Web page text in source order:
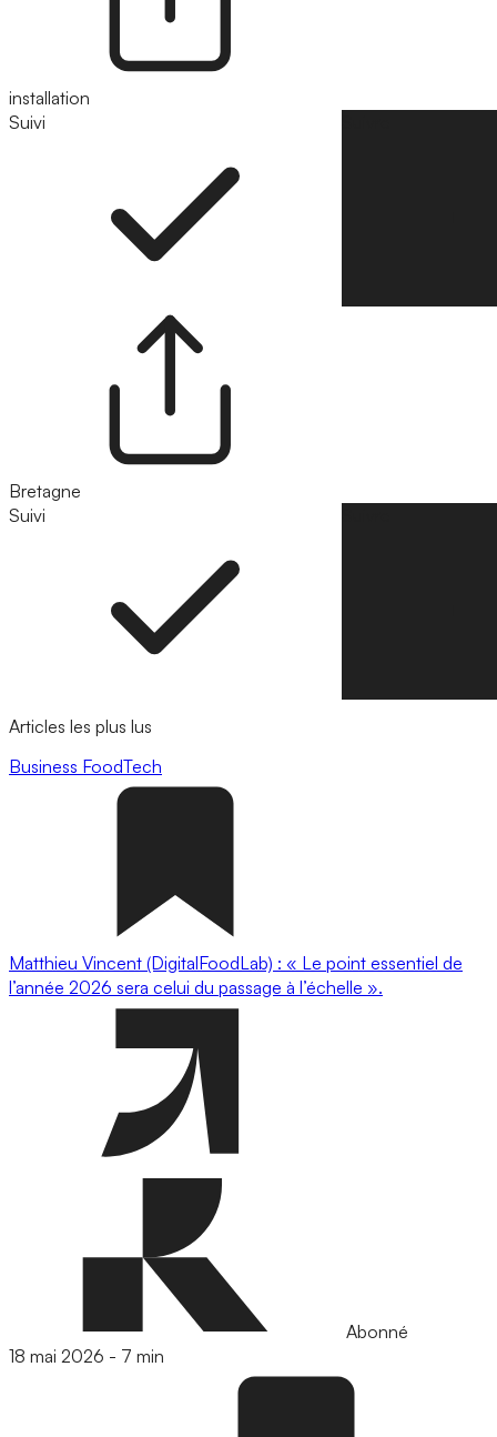
installation
Suivi
Bretagne
Suivi
Articles les plus lus
Business FoodTech
Matthieu Vincent (DigitalFoodLab) : « Le point essentiel de
l’année 2026 sera celui du passage à l’échelle ».
Abonné
18 mai 2026 - 7 min